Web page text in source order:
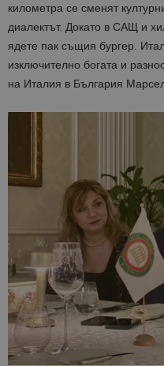
километра се сменят
диалектът. Докато в САЩ и
ядете пак същия бургер.
изключително богата и
на Италия в България